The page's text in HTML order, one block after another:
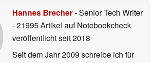
Hannes Brecher- Senior Tech Writer
- 21995 Artikel auf Notebookcheck
veröffentlichtseit 2018
Seit dem Jahr 2009 schreibe ich für